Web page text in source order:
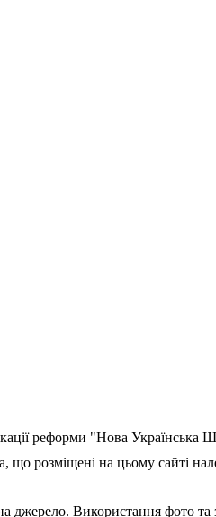
реформи "Нова Українська
що розміщені на цьому сайті
джерело. Використання фото